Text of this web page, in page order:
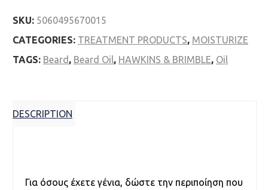
SKU: 5060495670015
CATEGORIES: TREATMENT PRODUCTS, MOISTURIZE
TAGS: Beard , Beard Oil, HAWKINS & BRIMBLE, Oil
DESCRIPTION
Για όσους έχετε γένια, δώστε την περιποίηση που